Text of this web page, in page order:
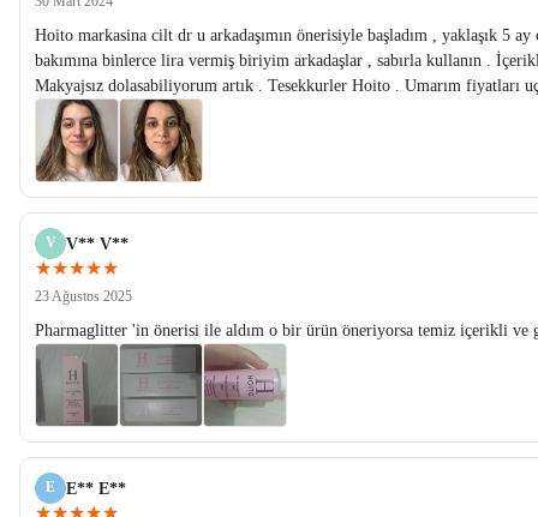
Hoito markasina cilt dr u arkadaşımın önerisiyle başladım , yaklaşık 5
bakımına binlerce lira vermiş biriyim arkadaşlar , sabırla kullanın .
Makyajsız dolasabiliyorum artık . Tesekkurler Hoito . Umarım fiyatları
V V** V**
★★★★★
23 Ağustos 2025
Pharmaglitter 'in önerisi ile aldım o bir ürün öneriyorsa temiz içerikli ve
E E** E**
★★★★★